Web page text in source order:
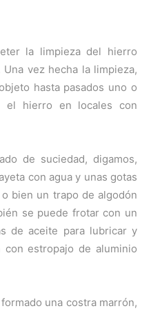
la limpieza del hierro
vez hecha la limpieza,
hasta pasados uno o
el hierro en locales con
de suciedad, digamos,
con agua y unas gotas
bien un trapo de algodón
se puede frotar con un
de aceite para lubricar y
estropajo de aluminio
una costra marrón,